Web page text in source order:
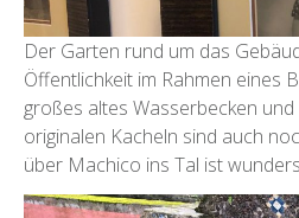
Der Garten rund um das
Öffentlichkeit im Rahmen eines
großes altes Wasserbecken
originalen Kacheln sind auch
über Machico ins Tal ist